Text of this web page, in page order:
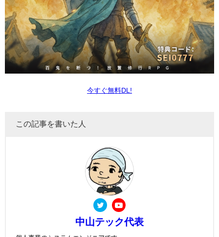
今すぐ無料DL!
この記事を書いた人
中山テック代表